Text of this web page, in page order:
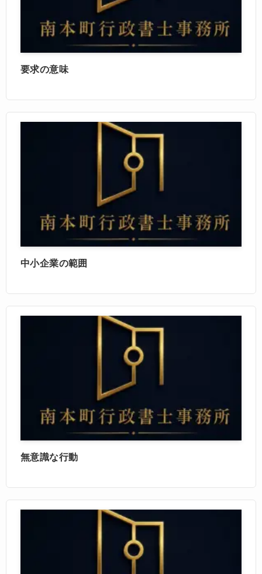
要求の意味
中小企業の範囲
無意識な行動